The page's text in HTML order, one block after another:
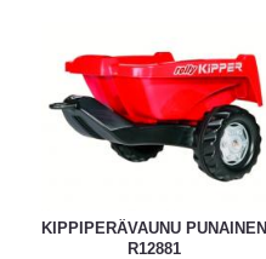
KIPPIPERÄVAUNU PUNAINEN
R12881